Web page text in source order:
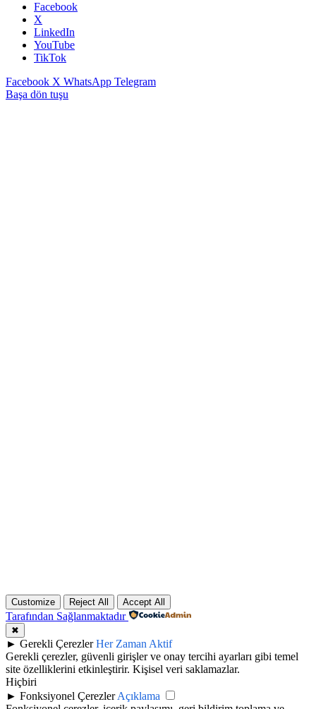
Facebook
X
LinkedIn
YouTube
TikTok
Facebook X WhatsApp Telegram
Başa dön tuşu
Customize Reject All Accept All
Tarafından Sağlanmaktadır
✖
► Gerekli Çerezler Her Zaman Aktif
Gerekli çerezler, güvenli girişler ve onay tercihi ayarları gibi temel
site özelliklerini etkinleştirir. Kişisel veri saklamazlar.
Hiçbiri
► Fonksiyonel Çerezler Açıklama